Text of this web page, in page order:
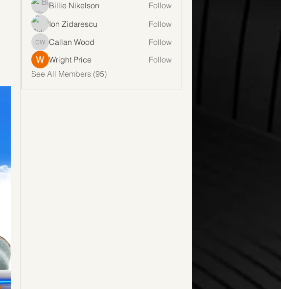
Billie Nikelson
Follow
Ion Zidarescu
Follow
Callan Wood
Callan Wood
Follow
Wright Price
Follow
See All Members (95)